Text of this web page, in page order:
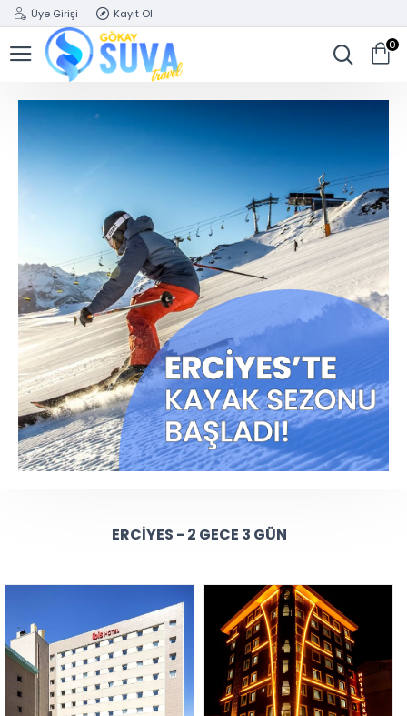
Üye Girişi Kayıt Ol
0
ERCIYES - 2 GECE 3 GÜN